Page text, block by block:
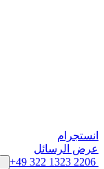
انستجرام
عرض الرسائل
+49 322 1323 2206